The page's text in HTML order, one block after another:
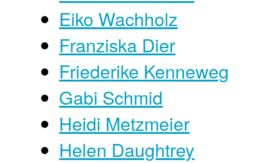
Eiko Wachholz
Franziska Dier
Friederike Kenneweg
Gabi Schmid
Heidi Metzmeier
Helen Daughtrey